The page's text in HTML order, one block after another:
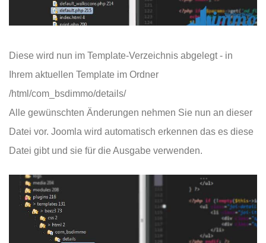
Diese wird nun im Template-Verzeichnis abgelegt - in
Ihrem aktuellen Template im Ordner
/html/com_bsdimmo/details/
Alle gewünschten Änderungen nehmen Sie nun an dieser
Datei vor. Joomla wird automatisch erkennen das es diese
Datei gibt und sie für die Ausgabe verwenden.